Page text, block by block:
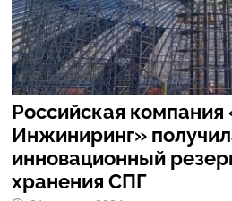
Российская компания
Инжиниринг»
инновационный
хранения СПГ